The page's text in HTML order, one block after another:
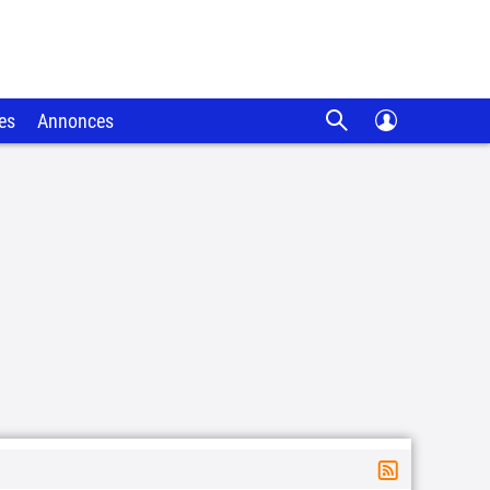
Annonces